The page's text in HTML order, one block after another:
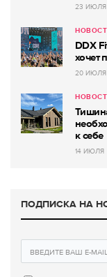
23 ИЮЛЯ
DDX
хочет
20 ИЮЛЯ
к себе
14 ИЮЛЯ
ПОДПИСКА НА